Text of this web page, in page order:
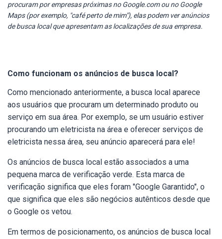
procuram por empresas próximas no Google.com ou no Google
Maps (por exemplo, "café perto de mim"), elas podem ver anúncios
de busca local que apresentam as localizações de sua empresa.
Como funcionam os anúncios de busca local?
Como mencionado anteriormente, a busca local aparece
aos usuários que procuram um determinado produto ou
serviço em sua área. Por exemplo, se um usuário estiver
procurando um eletricista na área e oferecer serviços de
eletricista nessa área, seu anúncio aparecerá para ele!
Os anúncios de busca local estão associados a uma
pequena marca de verificação verde. Esta marca de
verificação significa que eles foram "Google Garantido", o
que significa que eles são negócios autênticos desde que
o Google os vetou.
Em termos de posicionamento, os anúncios de busca local